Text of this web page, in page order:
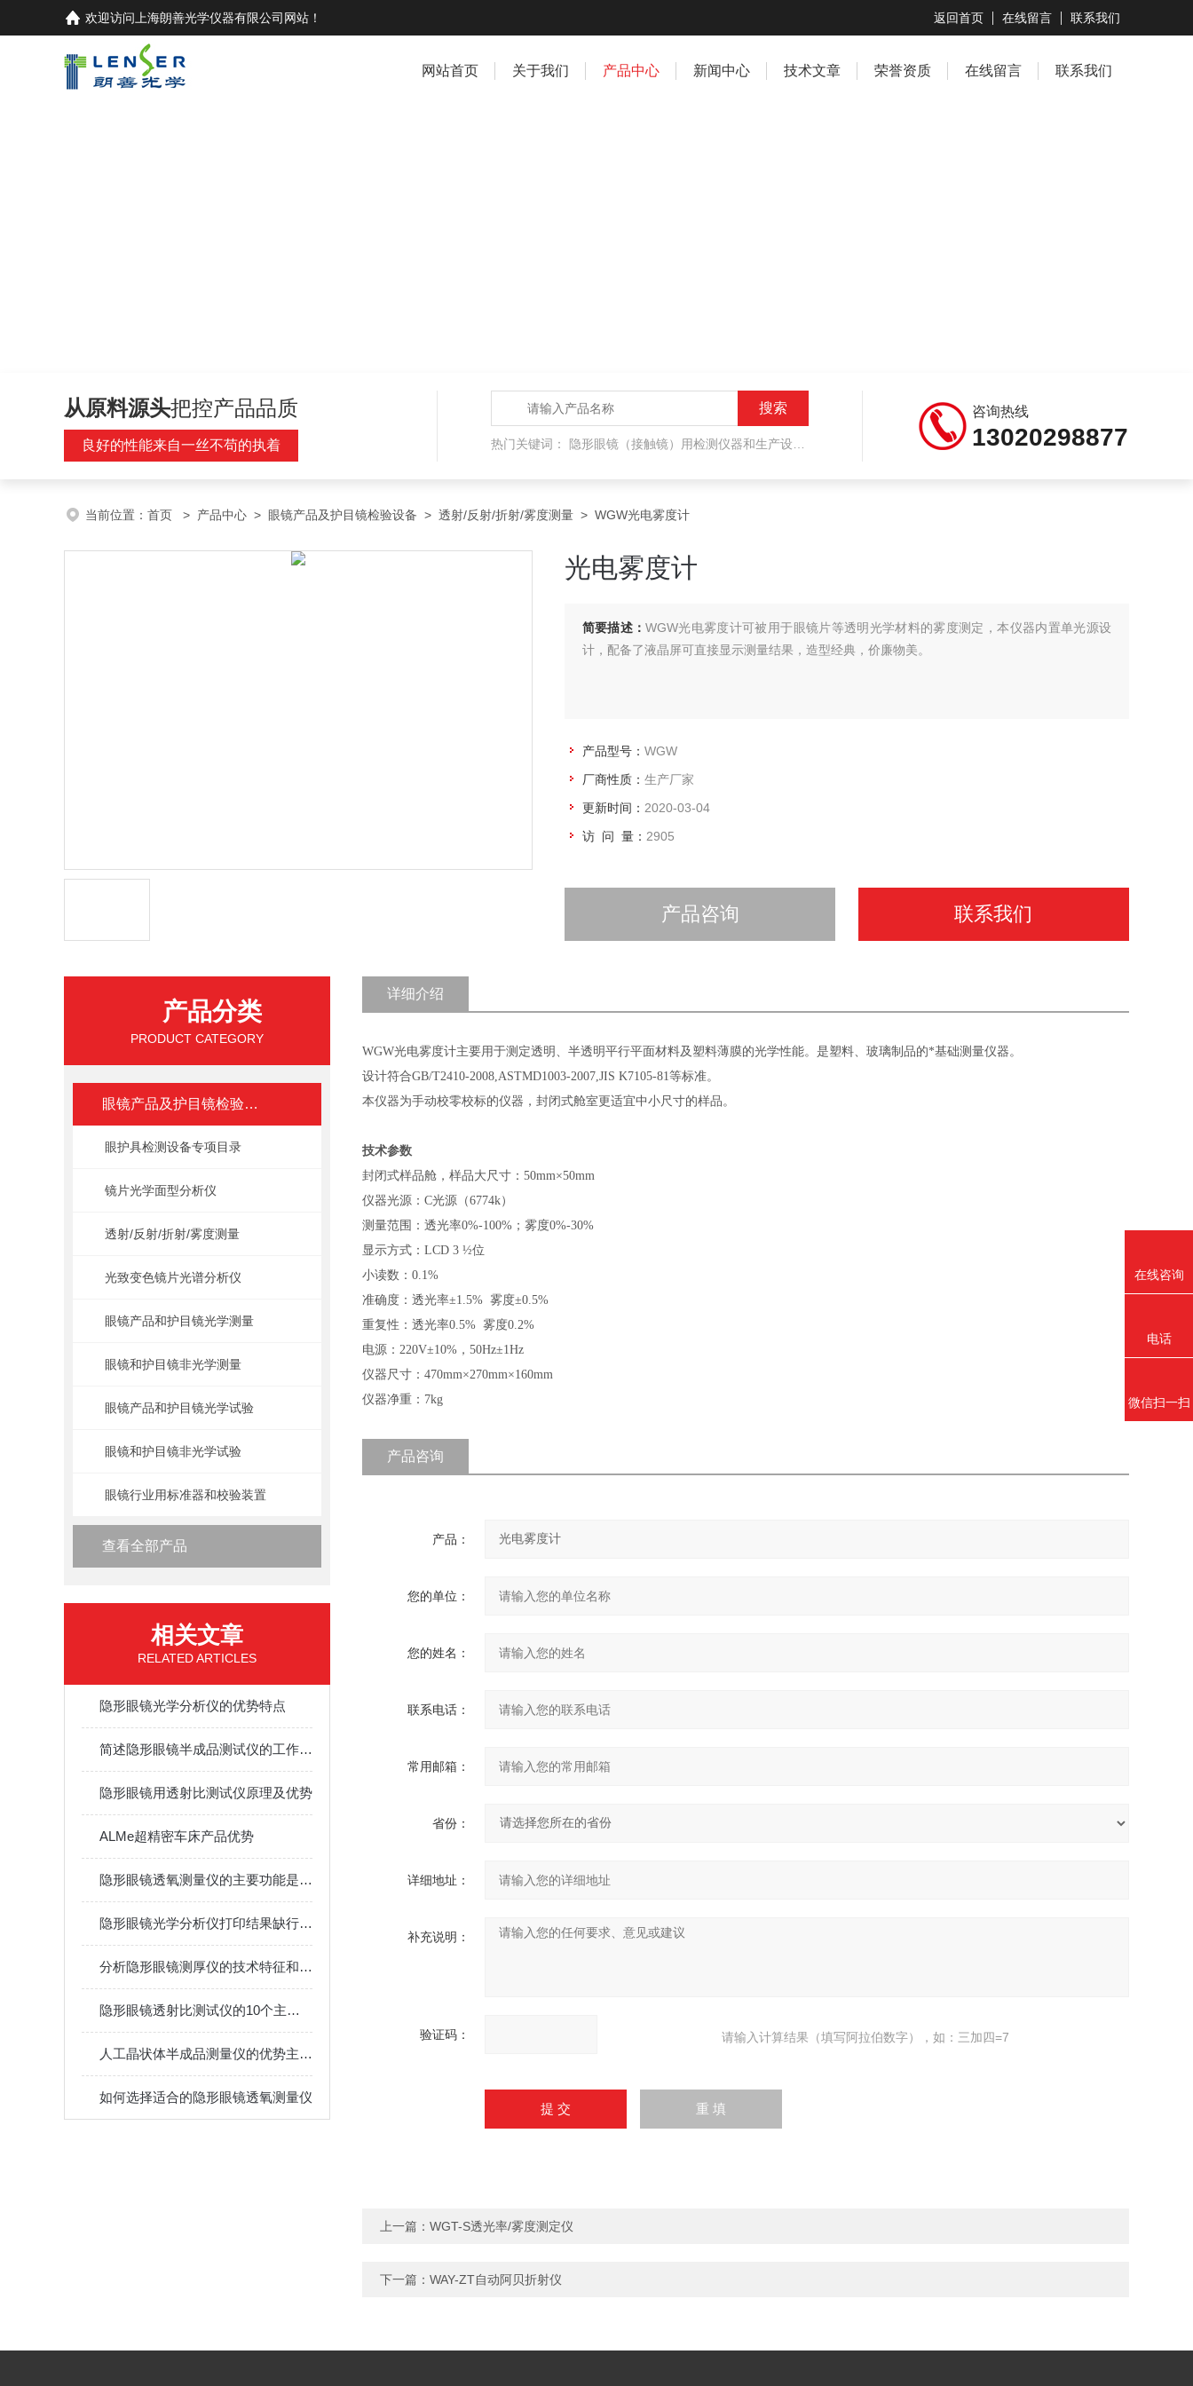
欢迎访问 上海朗善光学仪器有限公司 网站！ 返回首页 在线留言 联系我们
网站首页 关于我们 产品中心 新闻中心 技术文章 荣誉资质 在线留言 联系我们
从原料源头把控产品品质
良好的性能来自一丝不苟的执着 热门关键词： 隐形眼镜（接触镜）用检测仪器和生产设备，人工晶状体（IOL/ICL）用检测仪器和生产设备，眼镜产品检测仪器，水气处理环保设备
咨询热线
13020298877
当前位置： 首页 > 产品中心 > 眼镜产品及护目镜检验设备 > 透射/反射/折射/雾度测量 > WGW光电雾度计
光电雾度计
简要描述： WGW光电雾度计可被用于眼镜片等透明光学材料的雾度测定，本仪器内置单光源设
计，配备了液晶屏可直接显示测量结果，造型经典，价廉物美。
产品型号： WGW
厂商性质： 生产厂家
更新时间： 2020-03-04
访 问 量： 2905
产品咨询 联系我们
产品分类
PRODUCT CATEGORY
眼镜产品及护目镜检验设备
眼护具检测设备专项目录
镜片光学面型分析仪
透射/反射/折射/雾度测量
光致变色镜片光谱分析仪
眼镜产品和护目镜光学测量
眼镜和护目镜非光学测量
眼镜产品和护目镜光学试验
眼镜和护目镜非光学试验
眼镜行业用标准器和校验装置
查看全部产品
相关文章
RELATED ARTICLES
隐形眼镜光学分析仪的优势特点
简述隐形眼镜半成品测试仪的工作原理
隐形眼镜用透射比测试仪原理及优势
ALMe超精密车床产品优势
隐形眼镜透氧测量仪的主要功能是什么？
隐形眼镜光学分析仪打印结果缺行可能的原因
分析隐形眼镜测厚仪的技术特征和测试原理
隐形眼镜透射比测试仪的10个主要功能
人工晶状体半成品测量仪的优势主要表现在哪些方面
如何选择适合的隐形眼镜透氧测量仪
详细介绍
WGW光电雾度计主要用于测定透明、半透明平行平面材料及塑料薄膜的光学性能。是塑料、玻璃制品的*基础测量仪器。
设计符合GB/T2410-2008,ASTMD1003-2007,JIS K7105-81等标准。
本仪器为手动校零校标的仪器，封闭式舱室更适宜中小尺寸的样品。
技术参数
封闭式样品舱，样品大尺寸：50mm×50mm
仪器光源：C光源（6774k）
测量范围：透光率0%-100%；雾度0%-30%
显示方式：LCD 3 ½位
小读数：0.1%
准确度：透光率±1.5% 雾度±0.5%
重复性：透光率0.5% 雾度0.2%
电源：220V±10%，50Hz±1Hz
仪器尺寸：470mm×270mm×160mm
仪器净重：7kg
产品咨询
产品：
您的单位：
您的姓名：
联系电话：
常用邮箱：
省份：
详细地址：
补充说明：
验证码： 请输入计算结果（填写阿拉伯数字），如：三加四=7
上一篇： WGT-S透光率/雾度测定仪
下一篇： WAY-ZT自动阿贝折射仪
在线咨询
电话
微信扫一扫